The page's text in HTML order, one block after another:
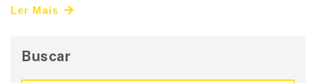
Ler Mais
Buscar